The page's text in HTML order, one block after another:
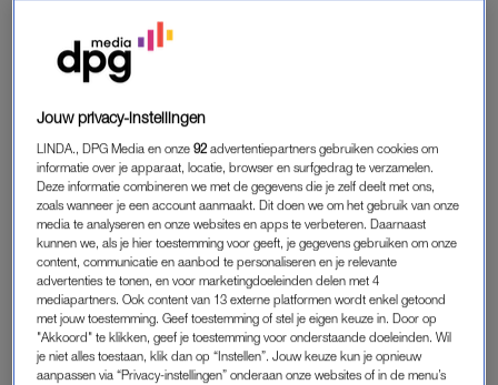
LINDA.
VORSTELIJK BEDANKT: TRAILER VAN 'THE
CROWN' SEIZOEN DRIE UITGELEKT
NIEUWS
Olivia Colman speelt de
nieuwe Elizabeth in 'The
Crown' en noemt die rol
'verschrikkelijk'
LINDA.
Nieuw seizoen, nieuwe
koningin: Netflix maakt
releasedatum derde seizoen
'The Crown' bekend
Jouw privacy-instellingen
LINDA., DPG Media en onze92 advertentiepartners gebruiken cookies om
informatie over je apparaat, locatie, browser en surfgedrag te verzamelen.
Deze informatie combineren we met de gegevens die je zelf deelt met ons,
zoals wanneer je een account aanmaakt. Dit doen we om het gebruik van onze
media te analyseren en onze websites en apps te verbeteren. Daarnaast
kunnen we, als je hier toestemming voor geeft, je gegevens gebruiken om onze
content, communicatie en aanbod te personaliseren en je relevante
advertenties te tonen, en voor marketingdoeleinden delen met 4
mediapartners. Ook content van 13 externe platformen wordt enkel getoond
met jouw toestemming. Geef toestemming of stel je eigen keuze in. Door op
"Akkoord" te klikken, geef je toestemming voor onderstaande doeleinden. Wil
je niet alles toestaan, klik dan op “Instellen”. Jouw keuze kun je opnieuw
aanpassen via “Privacy-instellingen” onderaan onze websites of in de menu’s